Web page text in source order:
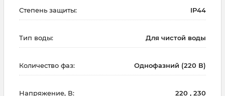
Степень защиты: IP44
Тип воды: Для чистой воды
Количество фаз: Однофазний (220 В)
Напряжение, В: 220 , 230